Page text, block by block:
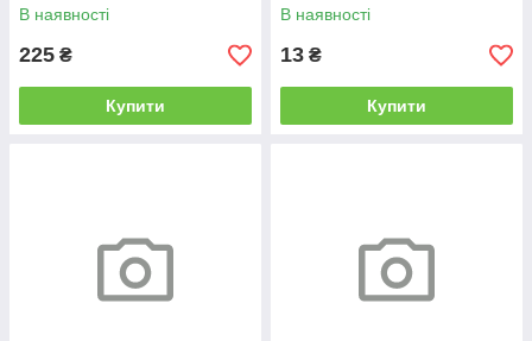
В наявності
225 ₴
Купити
В наявності
13 ₴
Купити